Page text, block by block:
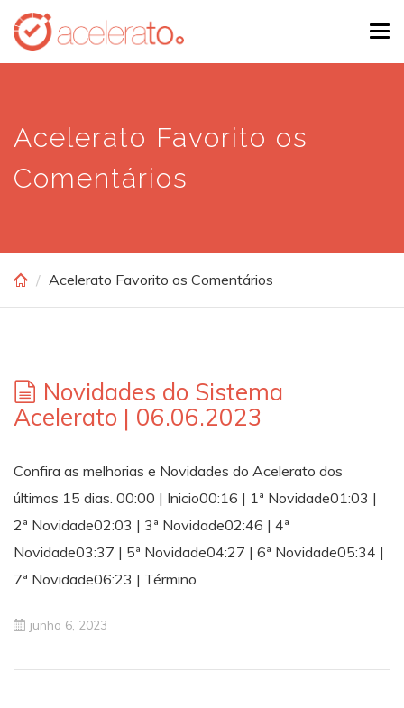
Skip
main
Acelerato Favorito os
Comentários
Acelerato Favorito os Comentários
Novidades do Sistema
Acelerato | 06.06.2023
Confira as melhorias e Novidades do Acelerato dos
últimos 15 dias. 00:00 | Inicio00:16 | 1ª Novidade01:03 |
2ª Novidade02:03 | 3ª Novidade02:46 | 4ª
Novidade03:37 | 5ª Novidade04:27 | 6ª Novidade05:34 |
7ª Novidade06:23 | Término
junho 6, 2023